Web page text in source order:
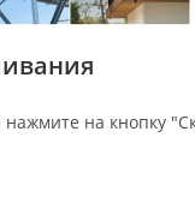
на кнопку